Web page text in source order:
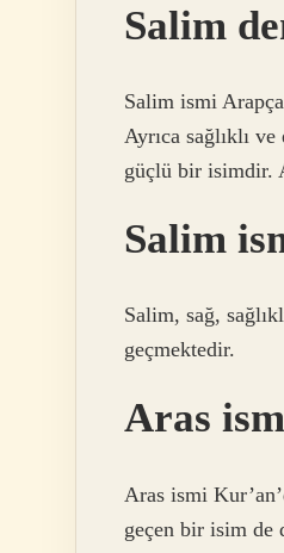
Salim
Salim ismi
Ayrıca sağlıklı
güçlü bir isimdir.
Salim
Salim, sağ,
geçmektedir.
Aras
Aras ismi
geçen bir isim de